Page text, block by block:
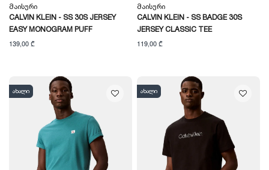
Მაისური
CALVIN KLEIN - SS 30S JERSEY
EASY MONOGRAM PUFF
139,00 ₾
Მაისური
CALVIN KLEIN - SS BADGE 30S
JERSEY CLASSIC TEE
119,00 ₾
ახალი ახალი